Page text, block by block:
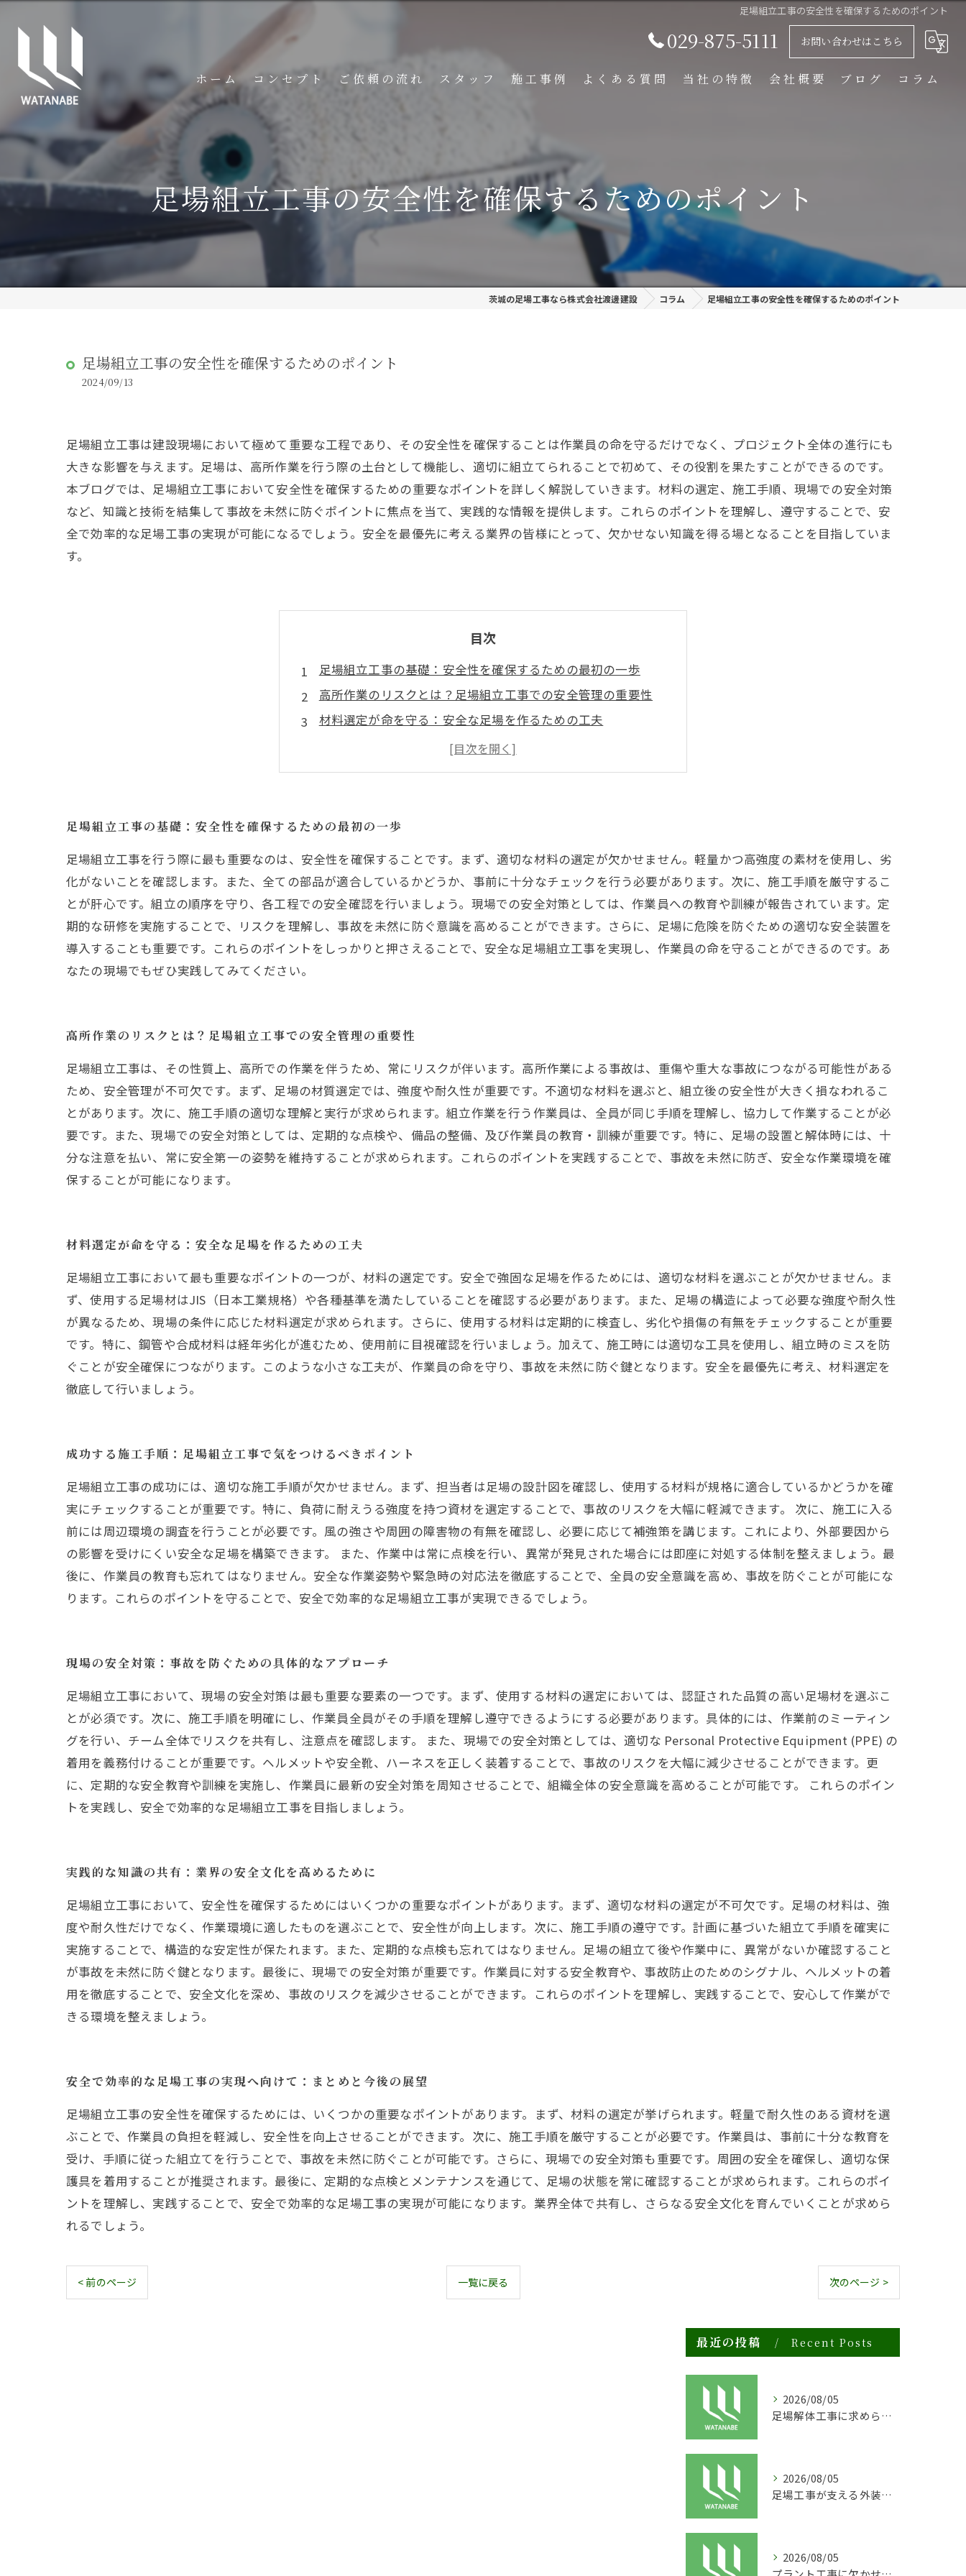
足場組立工事の安全性を確保するためのポイント
029-875-5111 お問い合わせはこちら
ホーム コンセプト ご依頼の流れ スタッフ 施工事例 よくある質問 当社の特徴
プラント工事
リース
会社概要 ブログ コラム
足場組立工事の安全性を確保するためのポイント
茨城の足場工事なら株式会社渡邊建設 コラム 足場組立工事の安全性を確保するためのポイント
足場組立工事の安全性を確保するためのポイント
2024/09/13
足場組立工事は建設現場において極めて重要な工程であり、その安全性を確保することは作業員の命を守るだけでなく、プロジェクト全体の進行にも
大きな影響を与えます。足場は、高所作業を行う際の土台として機能し、適切に組立てられることで初めて、その役割を果たすことができるのです。
本ブログでは、足場組立工事において安全性を確保するための重要なポイントを詳しく解説していきます。材料の選定、施工手順、現場での安全対策
など、知識と技術を結集して事故を未然に防ぐポイントに焦点を当て、実践的な情報を提供します。これらのポイントを理解し、遵守することで、安
全で効率的な足場工事の実現が可能になるでしょう。安全を最優先に考える業界の皆様にとって、欠かせない知識を得る場となることを目指していま
す。
目次
足場組立工事の基礎：安全性を確保するための最初の一歩
高所作業のリスクとは？足場組立工事での安全管理の重要性
材料選定が命を守る：安全な足場を作るための工夫
成功する施工手順：足場組立工事で気をつけるべきポイント
現場の安全対策：事故を防ぐための具体的なアプローチ
安全で効率的な足場工事の実現へ向けて：まとめと今後の展望
足場組立工事の基礎：安全性を確保するための最初の一歩
足場組立工事を行う際に最も重要なのは、安全性を確保することです。まず、適切な材料の選定が欠かせません。軽量かつ高強度の素材を使用し、劣
化がないことを確認します。また、全ての部品が適合しているかどうか、事前に十分なチェックを行う必要があります。次に、施工手順を厳守するこ
とが肝心です。組立の順序を守り、各工程での安全確認を行いましょう。現場での安全対策としては、作業員への教育や訓練が報告されています。定
期的な研修を実施することで、リスクを理解し、事故を未然に防ぐ意識を高めることができます。さらに、足場に危険を防ぐための適切な安全装置を
導入することも重要です。これらのポイントをしっかりと押さえることで、安全な足場組立工事を実現し、作業員の命を守ることができるのです。あ
なたの現場でもぜひ実践してみてください。
高所作業のリスクとは？足場組立工事での安全管理の重要性
足場組立工事は、その性質上、高所での作業を伴うため、常にリスクが伴います。高所作業による事故は、重傷や重大な事故につながる可能性がある
ため、安全管理が不可欠です。まず、足場の材質選定では、強度や耐久性が重要です。不適切な材料を選ぶと、組立後の安全性が大きく損なわれるこ
とがあります。次に、施工手順の適切な理解と実行が求められます。組立作業を行う作業員は、全員が同じ手順を理解し、協力して作業することが必
要です。また、現場での安全対策としては、定期的な点検や、備品の整備、及び作業員の教育・訓練が重要です。特に、足場の設置と解体時には、十
分な注意を払い、常に安全第一の姿勢を維持することが求められます。これらのポイントを実践することで、事故を未然に防ぎ、安全な作業環境を確
保することが可能になります。
材料選定が命を守る：安全な足場を作るための工夫
足場組立工事において最も重要なポイントの一つが、材料の選定です。安全で強固な足場を作るためには、適切な材料を選ぶことが欠かせません。ま
ず、使用する足場材はJIS（日本工業規格）や各種基準を満たしていることを確認する必要があります。また、足場の構造によって必要な強度や耐久性
が異なるため、現場の条件に応じた材料選定が求められます。さらに、使用する材料は定期的に検査し、劣化や損傷の有無をチェックすることが重要
です。特に、鋼管や合成材料は経年劣化が進むため、使用前に目視確認を行いましょう。加えて、施工時には適切な工具を使用し、組立時のミスを防
ぐことが安全確保につながります。このような小さな工夫が、作業員の命を守り、事故を未然に防ぐ鍵となります。安全を最優先に考え、材料選定を
徹底して行いましょう。
成功する施工手順：足場組立工事で気をつけるべきポイント
足場組立工事の成功には、適切な施工手順が欠かせません。まず、担当者は足場の設計図を確認し、使用する材料が規格に適合しているかどうかを確
実にチェックすることが重要です。特に、負荷に耐えうる強度を持つ資材を選定することで、事故のリスクを大幅に軽減できます。 次に、施工に入る
前には周辺環境の調査を行うことが必要です。風の強さや周囲の障害物の有無を確認し、必要に応じて補強策を講じます。これにより、外部要因から
の影響を受けにくい安全な足場を構築できます。 また、作業中は常に点検を行い、異常が発見された場合には即座に対処する体制を整えましょう。最
後に、作業員の教育も忘れてはなりません。安全な作業姿勢や緊急時の対応法を徹底することで、全員の安全意識を高め、事故を防ぐことが可能にな
ります。これらのポイントを守ることで、安全で効率的な足場組立工事が実現できるでしょう。
現場の安全対策：事故を防ぐための具体的なアプローチ
足場組立工事において、現場の安全対策は最も重要な要素の一つです。まず、使用する材料の選定においては、認証された品質の高い足場材を選ぶこ
とが必須です。次に、施工手順を明確にし、作業員全員がその手順を理解し遵守できるようにする必要があります。具体的には、作業前のミーティン
グを行い、チーム全体でリスクを共有し、注意点を確認します。 また、現場での安全対策としては、適切な Personal Protective Equipment (PPE) の
着用を義務付けることが重要です。ヘルメットや安全靴、ハーネスを正しく装着することで、事故のリスクを大幅に減少させることができます。更
に、定期的な安全教育や訓練を実施し、作業員に最新の安全対策を周知させることで、組織全体の安全意識を高めることが可能です。 これらのポイン
トを実践し、安全で効率的な足場組立工事を目指しましょう。
実践的な知識の共有：業界の安全文化を高めるために
足場組立工事において、安全性を確保するためにはいくつかの重要なポイントがあります。まず、適切な材料の選定が不可欠です。足場の材料は、強
度や耐久性だけでなく、作業環境に適したものを選ぶことで、安全性が向上します。次に、施工手順の遵守です。計画に基づいた組立て手順を確実に
実施することで、構造的な安定性が保たれます。また、定期的な点検も忘れてはなりません。足場の組立て後や作業中に、異常がないか確認すること
が事故を未然に防ぐ鍵となります。最後に、現場での安全対策が重要です。作業員に対する安全教育や、事故防止のためのシグナル、ヘルメットの着
用を徹底することで、安全文化を深め、事故のリスクを減少させることができます。これらのポイントを理解し、実践することで、安心して作業がで
きる環境を整えましょう。
安全で効率的な足場工事の実現へ向けて：まとめと今後の展望
足場組立工事の安全性を確保するためには、いくつかの重要なポイントがあります。まず、材料の選定が挙げられます。軽量で耐久性のある資材を選
ぶことで、作業員の負担を軽減し、安全性を向上させることができます。次に、施工手順を厳守することが必要です。作業員は、事前に十分な教育を
受け、手順に従った組立てを行うことで、事故を未然に防ぐことが可能です。さらに、現場での安全対策も重要です。周囲の安全を確保し、適切な保
護具を着用することが推奨されます。最後に、定期的な点検とメンテナンスを通じて、足場の状態を常に確認することが求められます。これらのポイ
ントを理解し、実践することで、安全で効率的な足場工事の実現が可能になります。業界全体で共有し、さらなる安全文化を育んでいくことが求めら
れるでしょう。
< 前のページ 一覧に戻る 次のページ >
最近の投稿 Recent Posts
2026/08/05
足場解体工事に求められる安全対策と効率化のポイント
2026/08/05
足場工事が支える外装塗装による建物寿命の延長
2026/08/05